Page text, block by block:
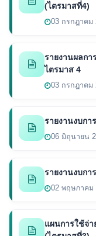
(ไตรมาสที่4)
03 กรกฎาคม
รายงานผลก
ไตรมาส 4
03 กรกฎาคม
รายงานงบกา
06 มิถุนายน
รายงานงบกา
02 พฤษภาคม
แผนการใช้จ่